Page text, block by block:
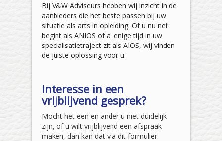
Bij V&W Adviseurs hebben wij inzicht in de
aanbieders die het beste passen bij uw
situatie als arts in opleiding. Of u nu net
begint als ANIOS of al enige tijd in uw
specialisatietraject zit als AIOS, wij vinden
de juiste oplossing voor u.
Interesse in een
vrijblijvend gesprek?
Mocht het een en ander u niet duidelijk
zijn, of u wilt vrijblijvend een afspraak
maken, dan kan dat via dit formulier.